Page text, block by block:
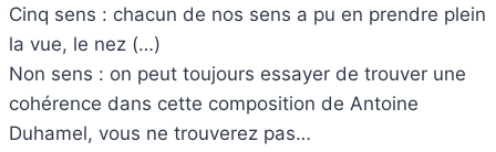
Cinq sens : chacun de nos sens a pu en prendre plein
la vue, le nez (…)
Non sens : on peut toujours essayer de trouver une
cohérence dans cette composition de Antoine
Duhamel, vous ne trouverez pas…